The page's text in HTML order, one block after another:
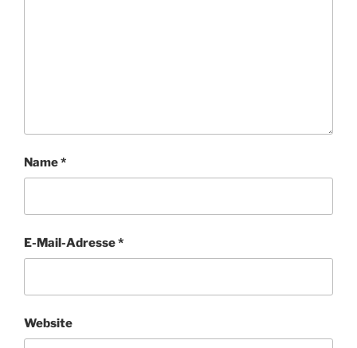
Name*
E-Mail-Adresse*
Website